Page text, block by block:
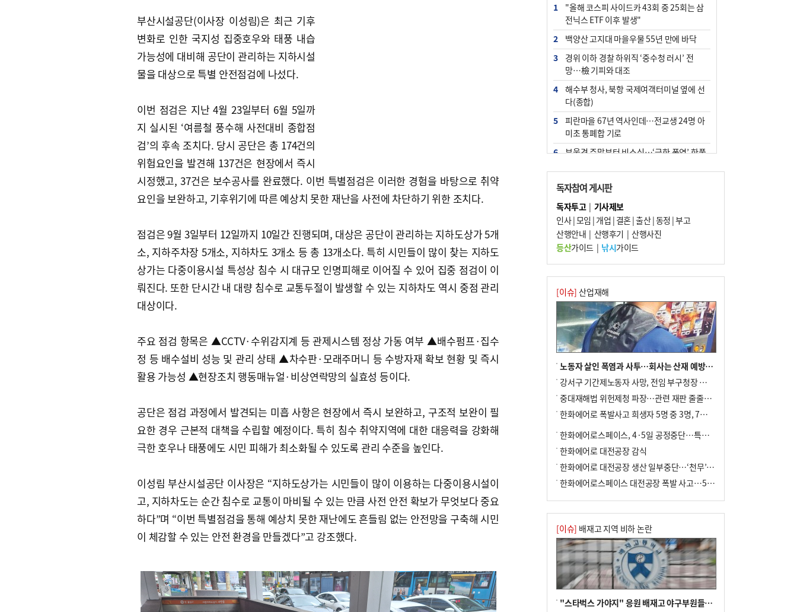
부산시설공단(이사장 이성림)은 최근 기후
변화로 인한 국지성 집중호우와 태풍 내습
가능성에 대비해 공단이 관리하는 지하시설
물을 대상으로 특별 안전점검에 나섰다.
이번 점검은 지난 4월 23일부터 6월 5일까
지 실시된 ‘여름철 풍수해 사전대비 종합점
검’의 후속 조치다. 당시 공단은 총 174건의
위험요인을 발견해 137건은 현장에서 즉시
시정했고, 37건은 보수공사를 완료했다. 이번 특별점검은 이러한 경험을 바탕으로 취약
요인을 보완하고, 기후위기에 따른 예상치 못한 재난을 사전에 차단하기 위한 조치다.
점검은 9월 3일부터 12일까지 10일간 진행되며, 대상은 공단이 관리하는 지하도상가 5개
소, 지하주차장 5개소, 지하차도 3개소 등 총 13개소다. 특히 시민들이 많이 찾는 지하도
상가는 다중이용시설 특성상 침수 시 대규모 인명피해로 이어질 수 있어 집중 점검이 이
뤄진다. 또한 단시간 내 대량 침수로 교통두절이 발생할 수 있는 지하차도 역시 중점 관리
대상이다.
주요 점검 항목은 ▲CCTV·수위감지계 등 관제시스템 정상 가동 여부 ▲배수펌프·집수
정 등 배수설비 성능 및 관리 상태 ▲차수판·모래주머니 등 수방자재 확보 현황 및 즉시
활용 가능성 ▲현장조치 행동매뉴얼·비상연락망의 실효성 등이다.
공단은 점검 과정에서 발견되는 미흡 사항은 현장에서 즉시 보완하고, 구조적 보완이 필
요한 경우 근본적 대책을 수립할 예정이다. 특히 침수 취약지역에 대한 대응력을 강화해
극한 호우나 태풍에도 시민 피해가 최소화될 수 있도록 관리 수준을 높인다.
이성림 부산시설공단 이사장은 “지하도상가는 시민들이 많이 이용하는 다중이용시설이
고, 지하차도는 순간 침수로 교통이 마비될 수 있는 만큼 사전 안전 확보가 무엇보다 중요
하다”며 “이번 특별점검을 통해 예상치 못한 재난에도 흔들림 없는 안전망을 구축해 시민
이 체감할 수 있는 안전 환경을 만들겠다”고 강조했다.
1
"올해 코스피 사이드카 43회 중 25회는 삼
전닉스 ETF 이후 발생"
2
백양산 고지대 마을우물 55년 만에 바닥
3
경위 이하 경찰 하위직 ‘중수청 러시’ 전
망…檢 기피와 대조
4
해수부 청사, 북항 국제여객터미널 옆에 선
다(종합)
5
피란마을 67년 역사인데…전교생 24명 아
미초 통폐합 기로
6
부울경 주말부터 비소식…‘극한 폭염’ 한풀
7
“낙동강권 삼락·을숙도·다대포 연결해 서
부산 관광 키우자”
8
오늘의 날씨- 2026년 8월 7일
9
외국인 선원 ‘인신매매 경유지’ 된 부산…
우려가 현실로
10 [사설] 해수부 신청사 북항으로 확정, 해양
수도 도약의 전환점
독자참여 게시판
독자투고| 기사제보
인사|모임 | 개업 | 결혼|출산|동정 |부고
산행안내 | 산행후기 | 산행사진
등산가이드| 낚시가이드
[이슈] 산업재해
노동자 살인 폭염과 사투…회사는 산재 예방·전기료 절감 전력
강서구 기간제노동자 사망, 전임 부구청장 檢 송치
중대재해법 위헌제청 파장…관련 재판 줄줄이 브레이크
한화에어로 폭발사고 희생자 5명 중 3명, 7일 영면
한화에어로스페이스, 4·5일 공정중단…특별 안전점검
한화에어로 대전공장 감식
한화에어로 대전공장 생산 일부중단…‘천무’ 수출 비상
한화에어로스페이스 대전공장 폭발 사고…5명 사망·2명 부상(종합)
[이슈] 배재고 지역 비하 논란
"스타벅스 가야지" 응원 배재고 야구부원들, 학교서 징계 처분